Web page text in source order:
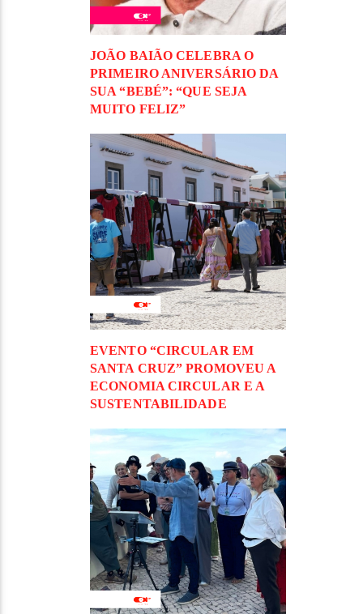
JOÃO BAIÃO CELEBRA O
PRIMEIRO ANIVERSÁRIO DA
SUA “BEBÉ”: “QUE SEJA
MUITO FELIZ”
EVENTO “CIRCULAR EM
SANTA CRUZ” PROMOVEU A
ECONOMIA CIRCULAR E A
SUSTENTABILIDADE